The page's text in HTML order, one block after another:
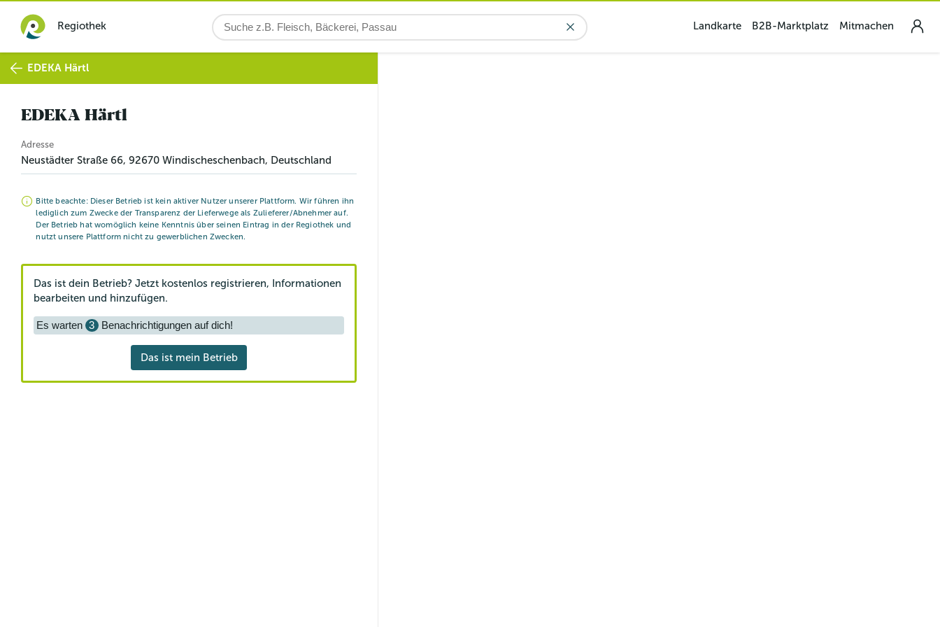
Regiothek Landkarte B2B-Marktplatz Mitmachen
EDEKA Härtl
EDEKA Härtl
Adresse
Neustädter Straße 66, 92670 Windischeschenbach, Deutschland
Bitte beachte: Dieser Betrieb ist kein aktiver Nutzer unserer Plattform. Wir führen ihn
lediglich zum Zwecke der Transparenz der Lieferwege als Zulieferer/Abnehmer auf.
Der Betrieb hat womöglich keine Kenntnis über seinen Eintrag in der Regiothek und
nutzt unsere Plattform nicht zu gewerblichen Zwecken.
Das ist dein Betrieb? Jetzt kostenlos registrieren, Informationen
bearbeiten und hinzufügen.
Es warten 3 Benachrichtigungen auf dich!
Das ist mein Betrieb